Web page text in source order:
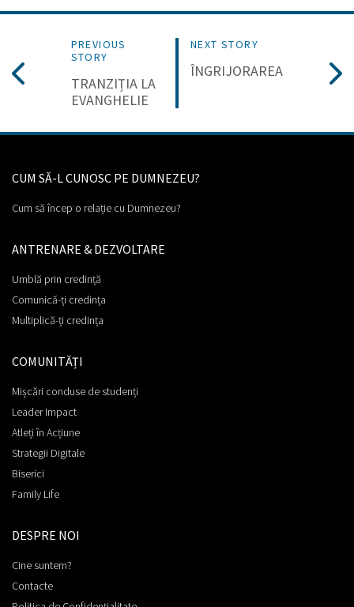
PREVIOUS
STORY
TRANZIȚIA LA
EVANGHELIE
NEXT STORY
ÎNGRIJORAREA
CUM SĂ-L CUNOSC PE DUMNEZEU?
Cum să încep o relație cu Dumnezeu?
ANTRENARE & DEZVOLTARE
Umblă prin credință
Comunică-ți credința
Multiplică-ți credința
COMUNITĂȚI
Mișcări conduse de studenți
Leader Impact
Atleți în Acțiune
Strategii Digitale
Biserici
Family Life
DESPRE NOI
Cine suntem?
Contacte